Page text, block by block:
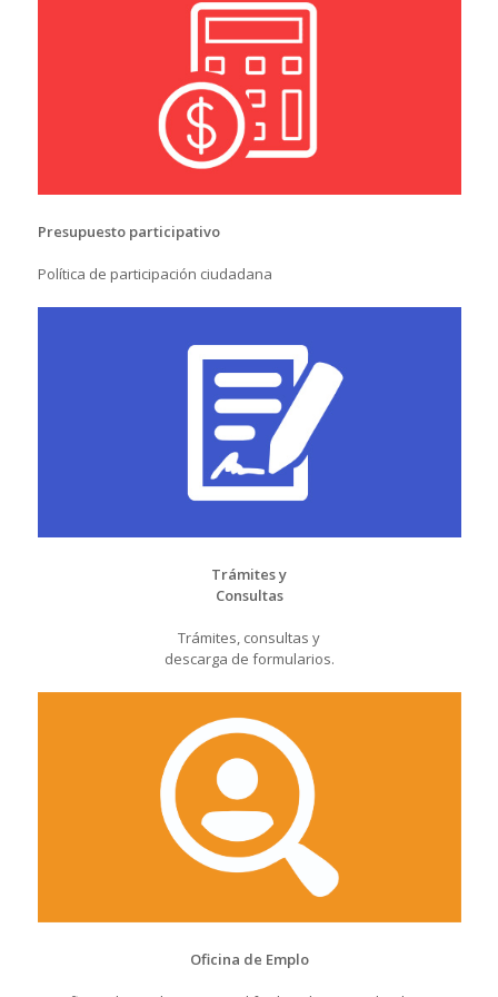
Presupuesto participativo
Política de participación ciudadana
Trámites y
Consultas
Trámites, consultas y
descarga de formularios.
Oficina de Emplo